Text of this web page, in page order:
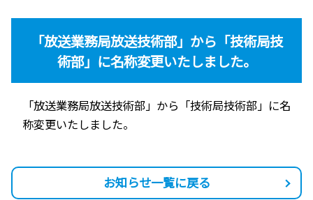
Company Profile
Language Translated by machine
「放送業務局放送技術部」から「技術局技
術部」に名称変更いたしました。
「放送業務局放送技術部」から「技術局技術部」に名
称変更いたしました。
お知らせ一覧に戻る